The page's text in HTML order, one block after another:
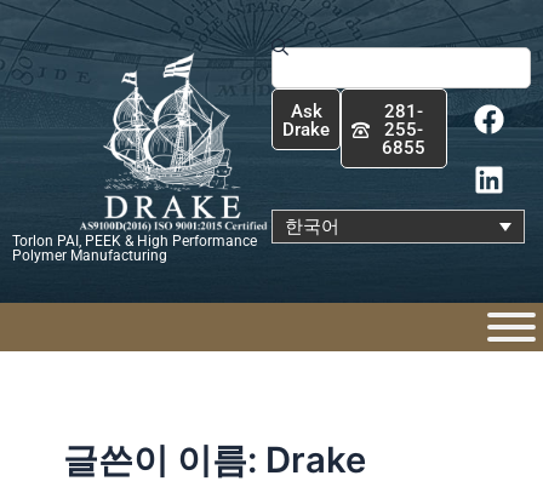
콘
텐
츠
Torlon PAI, PEEK & High Performance
Polymer Manufacturing
Search
Ask
Drake
281-
255-
6855
F
a
c
e
b
o
k
L
i
n
k
e
d
n
한국어
글쓴이 이름: Drake